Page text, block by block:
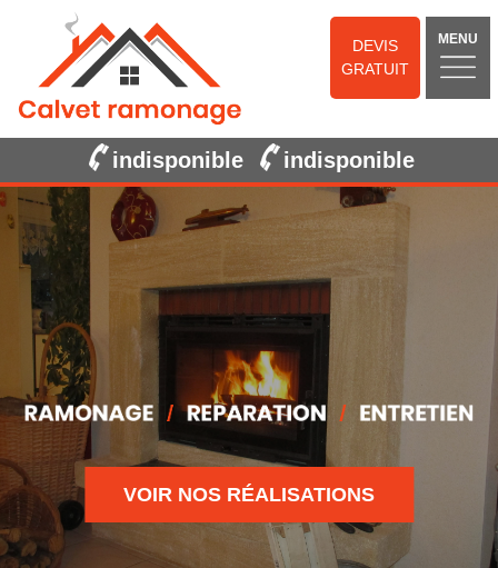
DEVIS
GRATUIT
MENU
indisponible indisponible
VOIR NOS RÉALISATIONS